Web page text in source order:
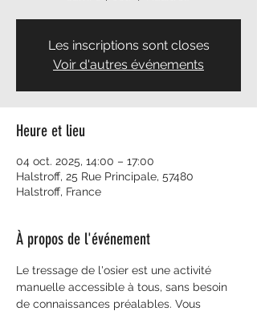
Les inscriptions sont closes
Voir d'autres événements
Heure et lieu
04 oct. 2025, 14:00 – 17:00
Halstroff, 25 Rue Principale, 57480
Halstroff, France
À propos de l'événement
Le tressage de l'osier est une activité
manuelle accessible à tous, sans besoin
de connaissances préalables. Vous